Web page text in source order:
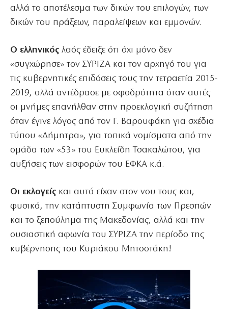
αλλά το αποτέλεσμα των δικών του επιλογών, των
δικών του πράξεων, παραλείψεων και εμμονών.
Ο ελληνικός λαός έδειξε ότι όχι μόνο δεν
«συγχώρησε» τον ΣΥΡΙΖΑ και τον αρχηγό του για
τις κυβερνητικές επιδόσεις τους την τετραετία 2015-
2019, αλλά αντέδρασε με σφοδρότητα όταν αυτές
οι μνήμες επανήλθαν στην προεκλογική συζήτηση
όταν έγινε λόγος από τον Γ. Βαρουφάκη για σχέδια
τύπου «Δήμητρα», για τοπικά νομίσματα από την
ομάδα των «53» του Ευκλείδη Τσακαλώτου, για
αυξήσεις των εισφορών του ΕΦΚΑ κ.ά.
Οι εκλογείς και αυτά είχαν στον νου τους και,
φυσικά, την κατάπτυστη Συμφωνία των Πρεσπών
και το ξεπούλημα της Μακεδονίας, αλλά και την
ουσιαστική αφωνία του ΣΥΡΙΖΑ την περίοδο της
κυβέρνησης του Κυριάκου Μητσοτάκη!